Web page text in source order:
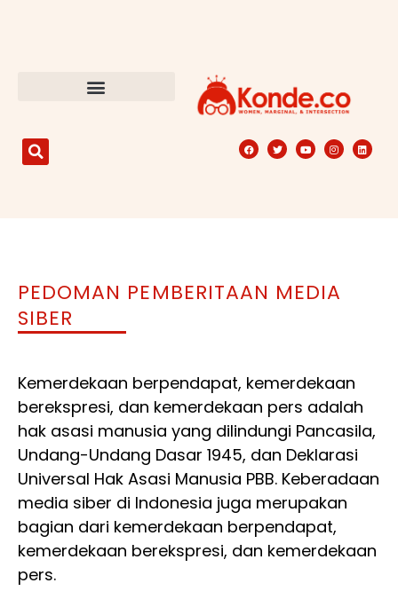
PEDOMAN PEMBERITAAN MEDIA
SIBER
Kemerdekaan berpendapat, kemerdekaan
berekspresi, dan kemerdekaan pers adalah
hak asasi manusia yang dilindungi Pancasila,
Undang-Undang Dasar 1945, dan Deklarasi
Universal Hak Asasi Manusia PBB. Keberadaan
media siber di Indonesia juga merupakan
bagian dari kemerdekaan berpendapat,
kemerdekaan berekspresi, dan kemerdekaan
pers.